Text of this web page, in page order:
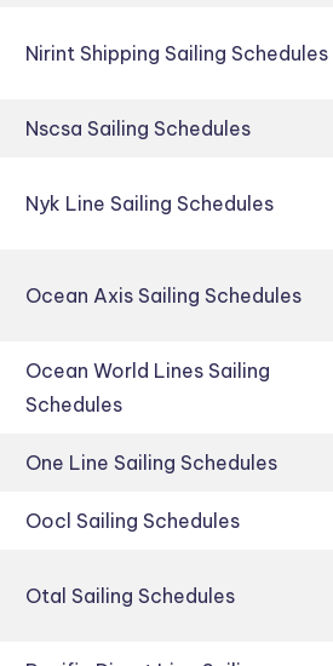
Nirint Shipping Sailing Schedules
Nscsa Sailing Schedules
Nyk Line Sailing Schedules
Ocean Axis Sailing Schedules
Ocean World Lines Sailing
Schedules
One Line Sailing Schedules
Oocl Sailing Schedules
Otal Sailing Schedules